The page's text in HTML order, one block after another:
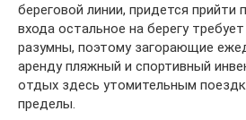
береговой линии, придется прийти
входа остальное на берегу
разумны, поэтому загорающие
аренду пляжный и спортивный
отдых здесь утомительным
пределы.